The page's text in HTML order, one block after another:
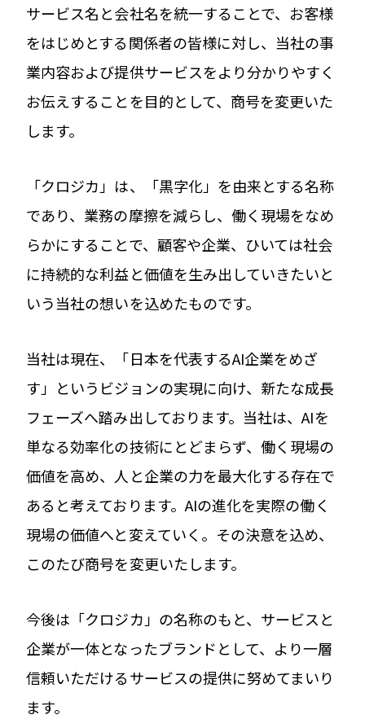
サービス名と会社名を統一することで、お客様
をはじめとする関係者の皆様に対し、当社の事
業内容および提供サービスをより分かりやすく
お伝えすることを目的として、商号を変更いた
します。
「クロジカ」は、「黒字化」を由来とする名称
であり、業務の摩擦を減らし、働く現場をなめ
らかにすることで、顧客や企業、ひいては社会
に持続的な利益と価値を生み出していきたいと
いう当社の想いを込めたものです。
当社は現在、「日本を代表するAI企業をめざ
す」というビジョンの実現に向け、新たな成長
フェーズへ踏み出しております。当社は、AIを
単なる効率化の技術にとどまらず、働く現場の
価値を高め、人と企業の力を最大化する存在で
あると考えております。AIの進化を実際の働く
現場の価値へと変えていく。その決意を込め、
このたび商号を変更いたします。
今後は「クロジカ」の名称のもと、サービスと
企業が一体となったブランドとして、より一層
信頼いただけるサービスの提供に努めてまいり
ます。